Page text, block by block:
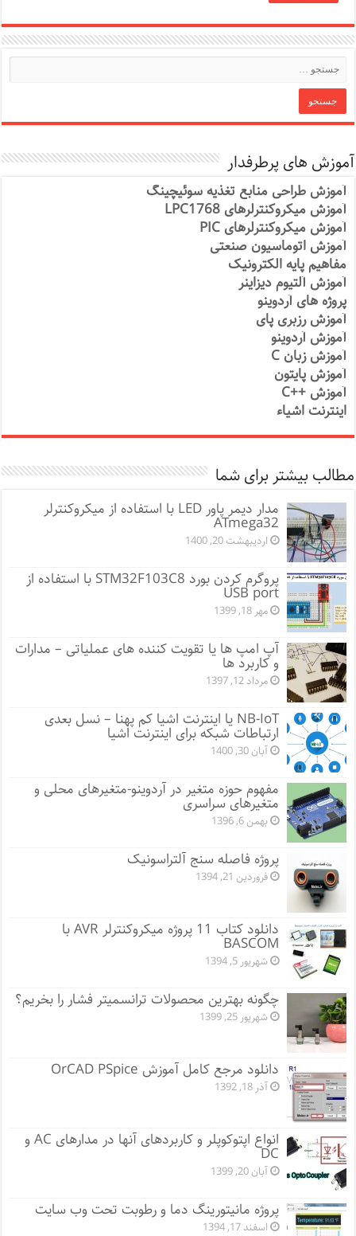
آموزش های پرطرفدار
آموزش طراحی منابع تغذیه سوئیچینگ
آموزش میکروکنترلرهای LPC1768
آموزش میکروکنترلرهای PIC
آموزش اتوماسیون صنعتی
مفاهیم پایه الکترونیک
آموزش آلتیوم دیزاینر
پروژه های آردوینو
آموزش رزبری پای
آموزش آردوینو
آموزش زبان C
آموزش پایتون
آموزش ++C
اینترنت اشیاء
مطالب بیشتر برای شما
مدار دیمر پاور LED با استفاده از میکروکنترلر
ATmega32
اردیبهشت 20, 1400
پروگرم کردن بورد STM32F103C8 با استفاده از
USB port
مهر 18, 1399
آپ امپ ها یا تقویت کننده های عملیاتی – مدارات
و کاربرد ها
مرداد 12, 1397
NB-IoT یا اینترنت اشیا کم پهنا – نسل بعدی
ارتباطات شبکه برای اینترنت اشیا
آبان 30, 1400
مفهوم حوزه متغیر در آردوینو-متغیرهای محلی و
متغیرهای سراسری
بهمن 6, 1396
پروژه فاصله سنج آلتراسونیک
فروردین 21, 1394
دانلود کتاب 11 پروژه میکروکنترلر AVR با
BASCOM
شهریور 5, 1394
چگونه بهترین محصولات ترانسمیتر فشار را بخریم؟
شهریور 25, 1399
دانلود مرجع کامل آموزش OrCAD PSpice
آذر 18, 1392
انواع اپتوکوپلر و کاربردهای آنها در مدارهای AC و
DC
آبان 20, 1399
پروژه مانيتورينگ دما و رطوبت تحت وب سایت
اسفند 17, 1394